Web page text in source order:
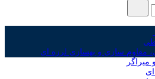
مقاوم سازی و بهسازی لرزه ای
میراگر